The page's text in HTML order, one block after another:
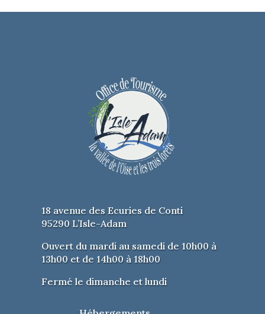
18 avenue des Ecuries de Conti
95290 L’Isle-Adam
Ouvert du mardi au samedi de 10h00 à
13h00 et de 14h00 à 18h00
Fermé le dimanche et lundi